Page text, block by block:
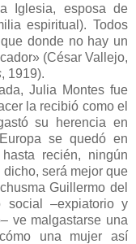
Iglesia, esposa de
espiritual). Todos
donde no hay un
(César Vallejo,
, 1919).
Julia Montes fue
la recibió como el
su herencia en
se quedó en
recién, ningún
será mejor que
Guillermo del
social –expiatorio y
ve malgastarse una
una mujer así